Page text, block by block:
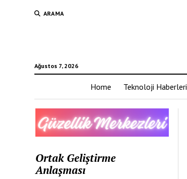
ARAMA
Ağustos 7, 2026
Home Teknoloji Haberleri
Ortak Geliştirme
Anlaşması